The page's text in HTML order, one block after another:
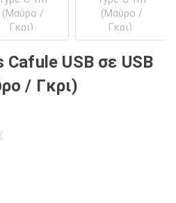
USB σε USB
/ Γκρι)